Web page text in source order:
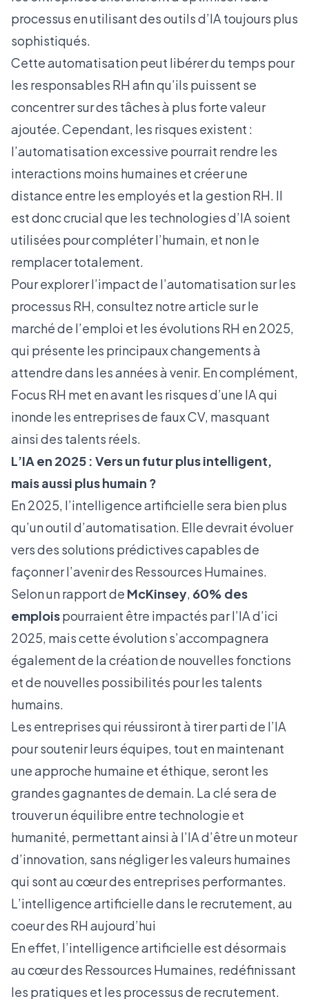
processus en utilisant des outils d’IA toujours plus
sophistiqués.
Cette automatisation peut libérer du temps pour
les responsables RH afin qu’ils puissent se
concentrer sur des tâches à plus forte valeur
ajoutée. Cependant, les risques existent :
l’automatisation excessive pourrait rendre les
interactions moins humaines et créer une
distance entre les employés et la gestion RH. Il
est donc crucial que les technologies d’IA soient
utilisées pour compléter l’humain, et non le
remplacer totalement.
Pour explorer l’impact de l’automatisation sur les
processus RH, consultez notre article surle
marché de l’emploi et les évolutions RH en 2025,
qui présente les principaux changements à
attendre dans les années à venir. En complément,
Focus RH met en avant les risques d’une IA qui
inonde les entreprises de faux CV, masquant
ainsi des talents réels.
L’IA en 2025 : Vers un futur plus intelligent,
mais aussi plus humain ?
En 2025, l’intelligence artificielle sera bien plus
qu’un outil d’automatisation. Elle devrait évoluer
vers des solutions prédictives capables de
façonner l’avenir des Ressources Humaines.
Selon un rapport de McKinsey, 60% des
emploispourraient être impactés par l’IA d’ici
2025, mais cette évolution s’accompagnera
également de la création de nouvelles fonctions
et de nouvelles possibilités pour les talents
humains.
Les entreprises qui réussiront à tirer parti de l’IA
pour soutenir leurs équipes, tout en maintenant
une approche humaine et éthique, seront les
grandes gagnantes de demain. La clé sera de
trouver un équilibre entre technologie et
humanité, permettant ainsi à l’IA d’être un moteur
d’innovation, sans négliger les valeurs humaines
qui sont au cœur des entreprises performantes.
L’intelligence artificielle dans le recrutement, au
coeur des RH aujourd’hui
En effet, l’intelligence artificielle est désormais
au cœur des Ressources Humaines, redéfinissant
les pratiques et les processus de recrutement.